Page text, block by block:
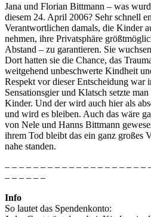
Jana und Florian Bittmann – was
diesem 24. April 2006? Sehr schnell
Verantwortlichen damals, die Kinder
nehmen, ihre Privatsphäre
Abstand – zu garantieren. Sie
Dort hatten sie die Chance, das
weitgehend unbeschwerte Kindheit
Respekt vor dieser Entscheidung war
Sensationsgier und Klatsch setzte
Kinder. Und der wird auch hier als
und wird es bleiben. Auch das wäre
von Nele und Hanns Bittmann
ihrem Tod bleibt das ein ganz großes
nahe standen.
– – – – – – – – – – – – – – – – – – – –
– – – – – –
Info
So lautet das Spendenkonto: